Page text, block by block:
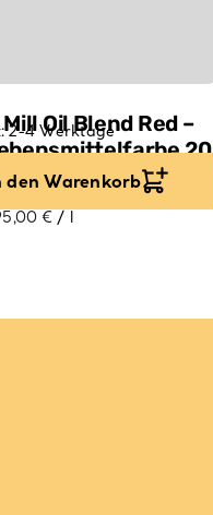
Oil Blend Red –
20
€ / l
2-4 Werktage
den Warenkorb